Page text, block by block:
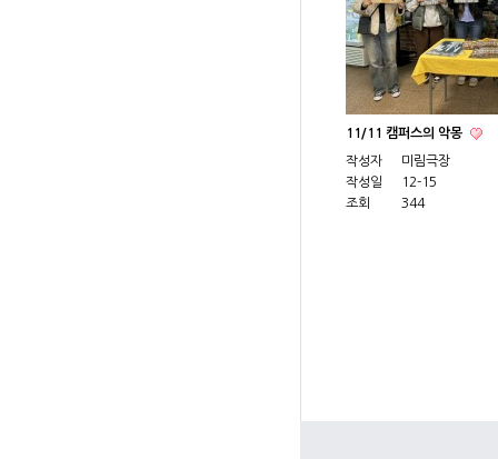
11/11 캠퍼스의 악몽
작성자
미림극장
작성일
12-15
조회
344